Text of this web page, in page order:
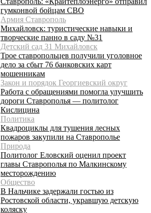
гумконвой бойцам СВО
Армия Ставрополь
Михайловск: туристические навыки и
творческие панно в саду №31
Детский сад 31 Михайловск
Трое ставропольцев получили уголовное
дело за сбыт 76 банковских карт
мошенникам
Закон и порядок Георгиевский округ
Работа с обращениями помогла улучшить
дороги Ставрополья — политолог
Кислицина
Политика
Квадроциклы для тушения лесных
пожаров закупили на Ставрополье
Природа
Политолог Еловский оценил проект
главы Ставрополья по Малкинскому
месторождению
Общество
В Нальчике задержали гостью из
Ростовской области, укравшую детскую
коляску